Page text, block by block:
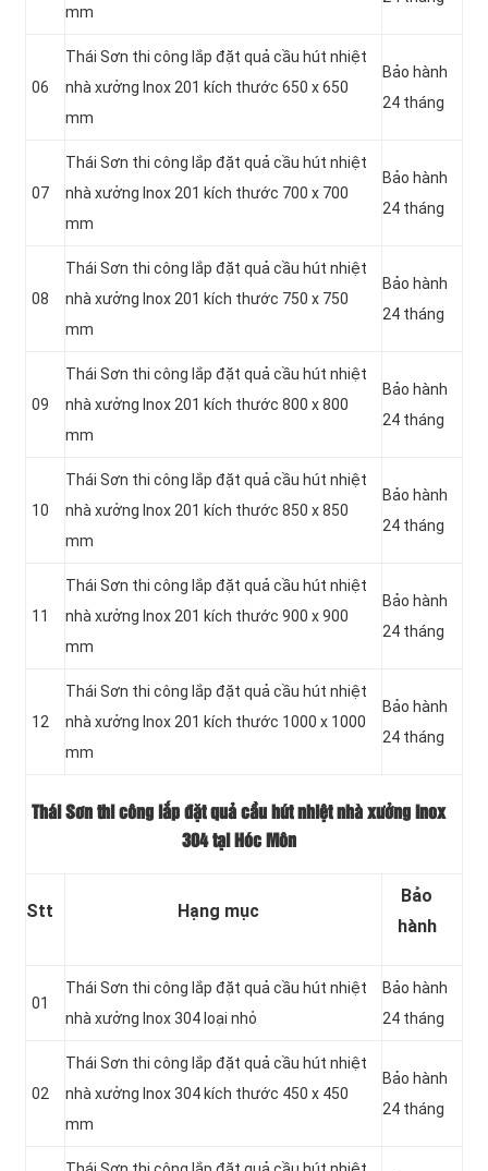
mm
06
Thái Sơn thi công lắp đặt quả cầu hút nhiệt
nhà xưởng Inox 201 kích thước 650 x 650
mm
Bảo hành
24 tháng
07
Thái Sơn thi công lắp đặt quả cầu hút nhiệt
nhà xưởng Inox 201 kích thước 700 x 700
mm
Bảo hành
24 tháng
08
Thái Sơn thi công lắp đặt quả cầu hút nhiệt
nhà xưởng Inox 201 kích thước 750 x 750
mm
Bảo hành
24 tháng
09
Thái Sơn thi công lắp đặt quả cầu hút nhiệt
nhà xưởng Inox 201 kích thước 800 x 800
mm
Bảo hành
24 tháng
10
Thái Sơn thi công lắp đặt quả cầu hút nhiệt
nhà xưởng Inox 201 kích thước 850 x 850
mm
Bảo hành
24 tháng
11
Thái Sơn thi công lắp đặt quả cầu hút nhiệt
nhà xưởng Inox 201 kích thước 900 x 900
mm
Bảo hành
24 tháng
12
Thái Sơn thi công lắp đặt quả cầu hút nhiệt
nhà xưởng Inox 201 kích thước 1000 x 1000
mm
Bảo hành
24 tháng
Thái Sơn thi công lắp đặt quả cầu hút nhiệt nhà xưởng Inox
304 tại Hóc Môn
Stt Hạng mục
Bảo
hành
01
Thái Sơn thi công lắp đặt quả cầu hút nhiệt
nhà xưởng Inox 304 loại nhỏ
Bảo hành
24 tháng
02
Thái Sơn thi công lắp đặt quả cầu hút nhiệt
nhà xưởng Inox 304 kích thước 450 x 450
mm
Bảo hành
24 tháng